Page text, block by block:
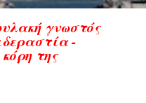
γνωστός
-
της